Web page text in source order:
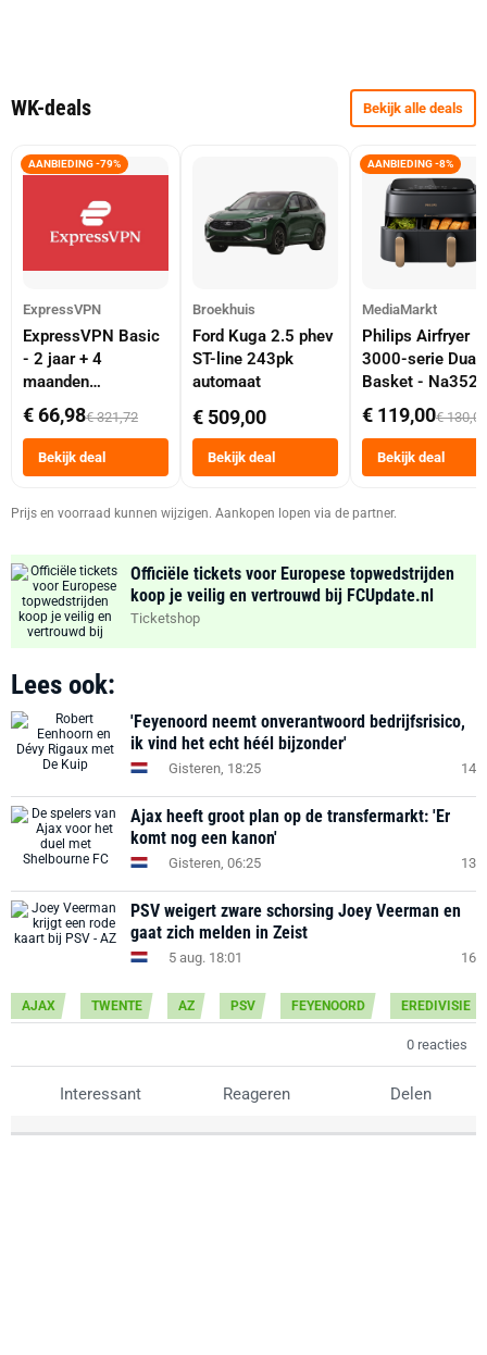
WK-deals Bekijk alle deals
AANBIEDING -79%
ExpressVPN
ExpressVPN Basic
- 2 jaar + 4
maanden
abonnement
€ 66,98€ 321,72
Bekijk deal
Broekhuis
Ford Kuga 2.5 phev
ST-line 243pk
automaat
€ 509,00
Bekijk deal
AANBIEDING -8%
MediaMarkt
Philips Airfryer
3000-serie Dual
Basket -
Dubbele Mand 9
Tot 6 Personen
Heteluchtfriteuse
Zwart
€ 119,00€ 130,00
Bekijk deal
Prijs en voorraad kunnen wijzigen. Aankopen lopen via de partner.
Officiële tickets voor Europese topwedstrijden
koop je veilig en vertrouwd bij FCUpdate.nl
Ticketshop
Lees ook:
'Feyenoord neemt onverantwoord bedrijfsrisico,
ik vind het echt héél bijzonder'
Gisteren, 18:25 14
Ajax heeft groot plan op de transfermarkt: 'Er
komt nog een kanon'
Gisteren, 06:25 13
PSV weigert zware schorsing Joey Veerman en
gaat zich melden in Zeist
5 aug. 18:01 16
AJAX TWENTE AZ PSV FEYENOORD EREDIVISIE
0 reacties
Interessant Reageren Delen